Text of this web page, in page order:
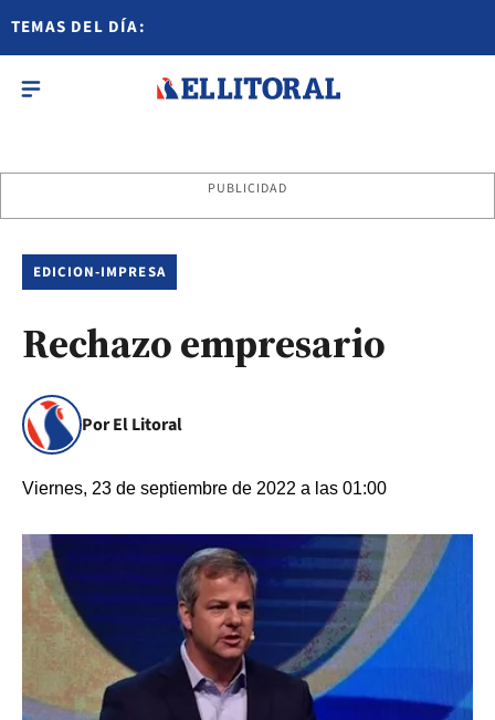
TEMAS DEL DÍA:
PUBLICIDAD
EDICION-IMPRESA
Rechazo empresario
Por El Litoral
Viernes, 23 de septiembre de 2022 a las 01:00